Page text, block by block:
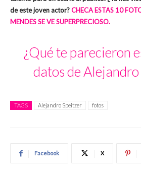
de este joven actor?CHECA ESTAS 10
MENDES SE VE SUPERPRECIOSO.
¿Qué te parecieron
datos de Alejandro
TAGS Alejandro Speitzer fotos
Facebook X